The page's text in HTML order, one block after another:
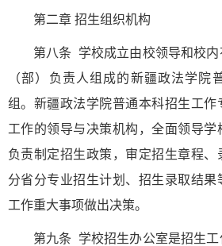
第二章 招生组织机构
第八条 学校成立由校领导和校
（部）负责人组成的新疆政法学院
组。新疆政法学院普通本科招生工作
工作的领导与决策机构，全面领导学
负责制定招生政策，审定招生章程、
分省分专业招生计划、招生录取结果
工作重大事项做出决策。
第九条 学校招生办公室是招生